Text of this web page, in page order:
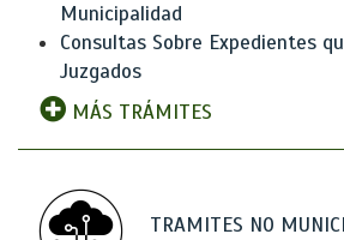
Municipalidad
Consultas Sobre Expedientes
Juzgados
MÁS TRÁMITES
TRAMITES NO